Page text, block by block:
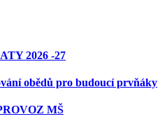
2026 -27
obědů pro budoucí prvňáky
MŠ